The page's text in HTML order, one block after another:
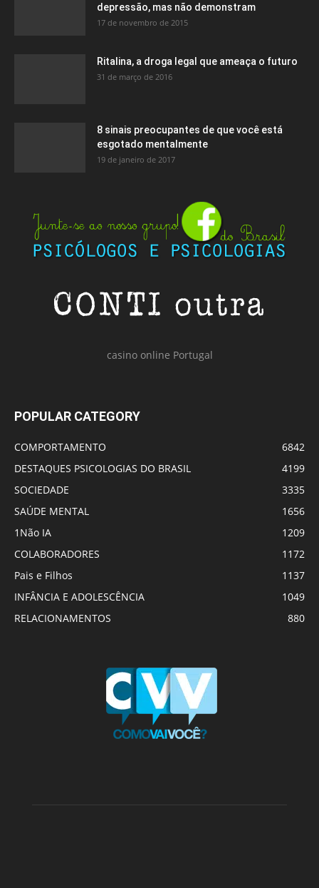
depressão, mas não demonstram
17 de novembro de 2015
Ritalina, a droga legal que ameaça o futuro
31 de março de 2016
8 sinais preocupantes de que você está
esgotado mentalmente
19 de janeiro de 2017
casino online Portugal
POPULAR CATEGORY
COMPORTAMENTO
6842
DESTAQUES PSICOLOGIAS DO BRASIL
4199
SOCIEDADE
3335
SAÚDE MENTAL
1656
1Não IA
1209
COLABORADORES
1172
Pais e Filhos
1137
INFÂNCIA E ADOLESCÊNCIA
1049
RELACIONAMENTOS
880